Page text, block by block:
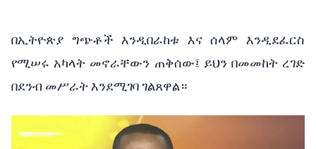
በኢትዮጵያ ግጭቶች እንዲበራከቱ እና ሰላም እንዲደፈርስ
የሚሠሩ አካላት መኖራቸውን ጠቅሰው፤ ይህን በመመከት ረገድ
በደንብ መሥራት እንደሚገባ ገልጸዋል።